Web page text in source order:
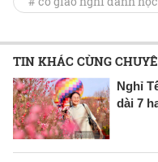
TIN KHÁC CÙNG
Nghỉ
dài 7